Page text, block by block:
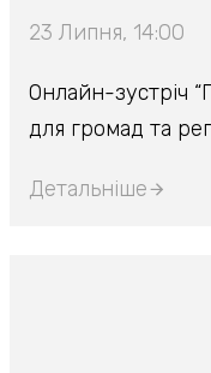
23 Липня, 14:00
Онлайн-зустріч
для громад та
Детальніше